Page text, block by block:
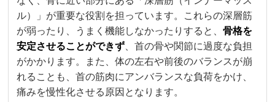
ル）」が重要な役割を担っています。これらの深層筋
が弱ったり、うまく機能しなかったりすると、骨格を
安定させることができず 、首の骨や関節に過度な負担
がかかります。また、体の左右や前後のバランスが崩
れることも、首の筋肉にアンバランスな負荷をかけ、
痛みを慢性化させる原因となります。